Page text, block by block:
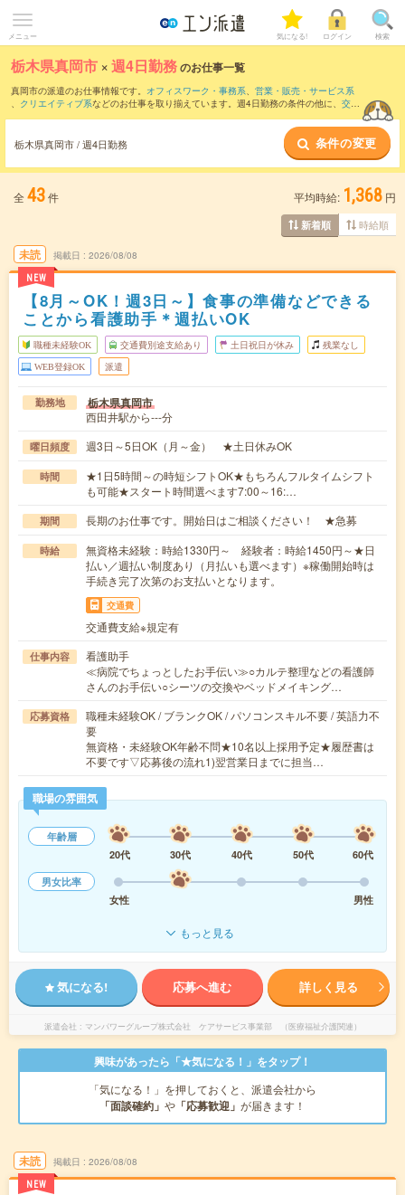
メニュー 気になる! ログイン 検索
栃木県真岡市 ×週4日勤務のお仕事一覧
真岡市の派遣のお仕事情報です。 オフィスワーク・事務系、 営業・販売・サービス系
、 クリエイティブ系などのお仕事を取り揃えています。週4日勤務の条件の他に、 交通
栃木県真岡市 / 週4日勤務 条件の変更
全 43件 平均時給: 1,368 円
新着順 時給順
未読
NEW
掲載日 2026/08/08
【8月～OK！週3日～】食事の準備などできる
ことから看護助手＊週払いOK
職種未経験OK 交通費別途支給あり 土日祝日が休み 残業なし
WEB登録OK 派遣
勤務地 栃木県真岡市
西田井駅から---分
曜日頻度 週3日～5日OK（月～金） ★土日休みOK
時間
★1日5時間～の時短シフトOK★もちろんフルタイムシフト
も可能★スタート時間選べます7:00～16:…
期間 長期のお仕事です。開始日はご相談ください！ ★急募
時給
無資格未経験：時給1330円～ 経験者：時給1450円～★日
払い／週払い制度あり（月払いも選べます）※稼働開始時は
手続き完了次第のお支払いとなります。
交通費
交通費支給※規定有
仕事内容
看護助手
≪病院でちょっとしたお手伝い≫○カルテ整理などの看護師
さんのお手伝い○シーツの交換やベッドメイキング…
応募資格
職種未経験OK / ブランクOK / パソコンスキル不要 / 英語力不
要
無資格・未経験OK年齢不問★10名以上採用予定★履歴書は
不要です▽応募後の流れ1)翌営業日までに担当…
職場の雰囲気
年齢層
20代
30代 40代 50代
60代
男女比率
女性
男性
もっと見る
気になる! 応募へ進む 詳しく見る
派遣会社 マンパワーグループ株式会社 ケアサービス事業部 （医療福祉介護関連）
興味があったら「★気になる！」をタップ！
「気になる！」を押しておくと、派遣会社から
「面談確約」 や 「応募歓迎」 が届きます！
未読
NEW
掲載日 2026/08/08